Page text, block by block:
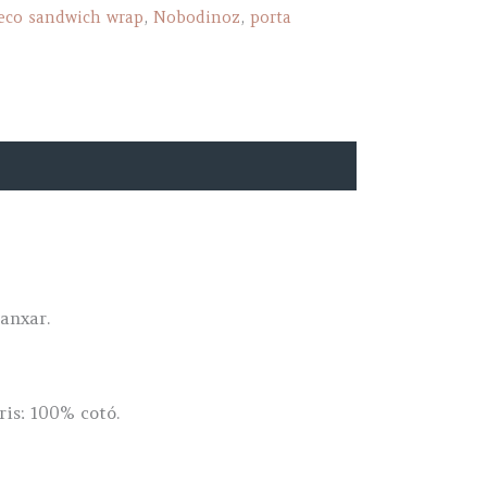
sandwich wrap,Nobodinoz,porta
100% cotó.